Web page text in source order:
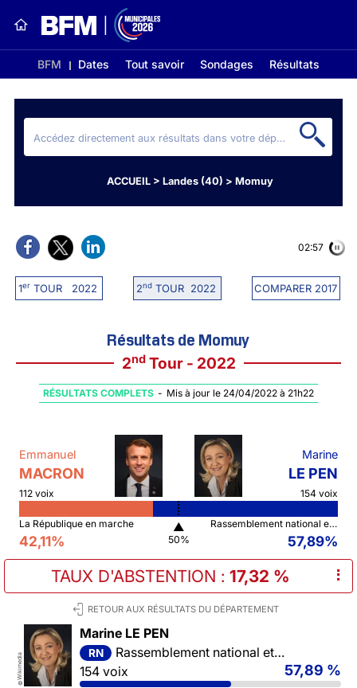
BFM Dates Tout savoir Sondages Résultats
ACCUEIL> Landes (40) > Momuy
1erTOUR 2022 2ndTOUR 2022 COMPARER 2017
02:56
Résultats de Momuy
2ndTour - 2022
RÉSULTATS COMPLETS - Mis à jour le 24/04/2022 à 21h22
Emmanuel
MACRON
112 voix
Marine
LE PEN
154 voix
La République en marche
42,11%
▲
50%
Rassemblement national et ses alliés
57,89%
TAUX D'ABSTENTION : 17,32 % ⠇
RETOUR AUX RÉSULTATS DU DÉPARTEMENT
©
Wikimedia
Marine LE PEN
RN
Rassemblement national et ses alliés
154 voix
57,89 %